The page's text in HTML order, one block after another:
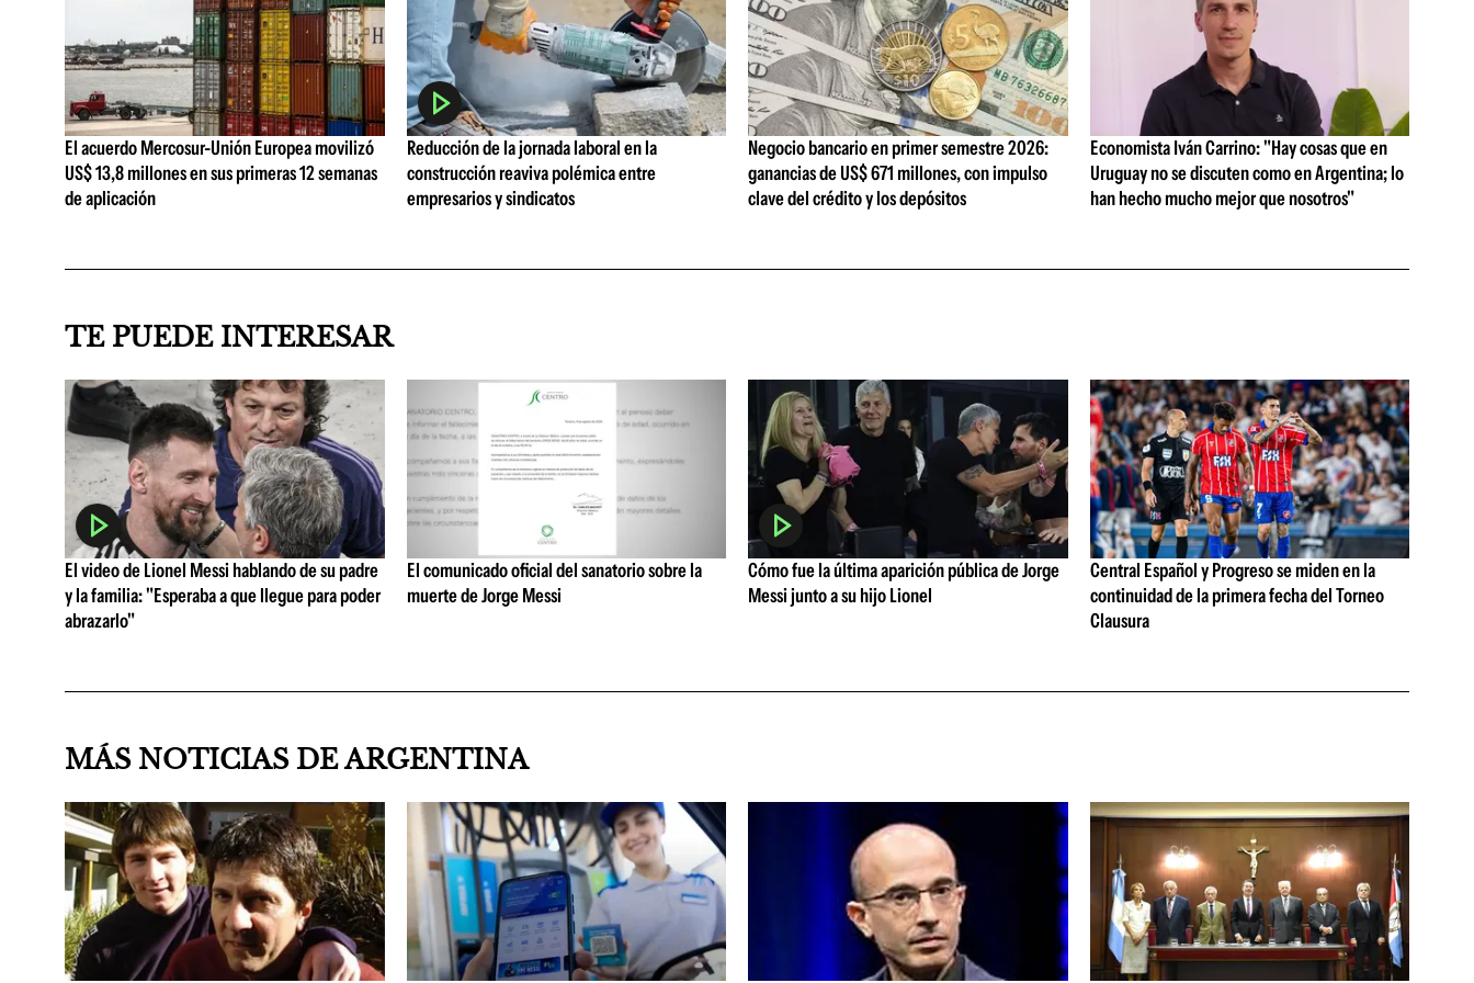
El acuerdo Mercosur-Unión Europea movilizó
US$ 13,8 millones en sus primeras 12 semanas
de aplicación
Reducción de la jornada laboral en la
construcción reaviva polémica entre
empresarios y sindicatos
Negocio bancario en primer semestre 2026:
ganancias de US$ 671 millones, con impulso
clave del crédito y los depósitos
Economista Iván Carrino: "Hay cosas que en
Uruguay no se discuten como en Argentina; lo
han hecho mucho mejor que nosotros"
TE PUEDE INTERESAR
El video de Lionel Messi hablando de su padre
y la familia: "Esperaba a que llegue para poder
abrazarlo"
El comunicado oficial del sanatorio sobre la
muerte de Jorge Messi
Cómo fue la última aparición pública de Jorge
Messi junto a su hijo Lionel
Central Español y Progreso se miden en la
continuidad de la primera fecha del Torneo
Clausura
MÁS NOTICIAS DE ARGENTINA